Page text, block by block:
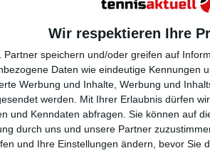
Wir respektieren Ihre
Partner speichern und/oder greifen auf
Daten wie eindeutige Kennungen
Werbung und Inhalte, Werbung und
werden. Mit Ihrer Erlaubnis dürfen
und Kenndaten abfragen. Sie können auf
durch uns und unsere Partner
und Ihre Einstellungen ändern, bevor Sie
sich von einer Verletzung zu
er zugab, dass Alcaraz
Sinner dabei, so
den Willen hat, zu lernen
zu verbessern", sagte die
ihn in den letzten ein, zwei